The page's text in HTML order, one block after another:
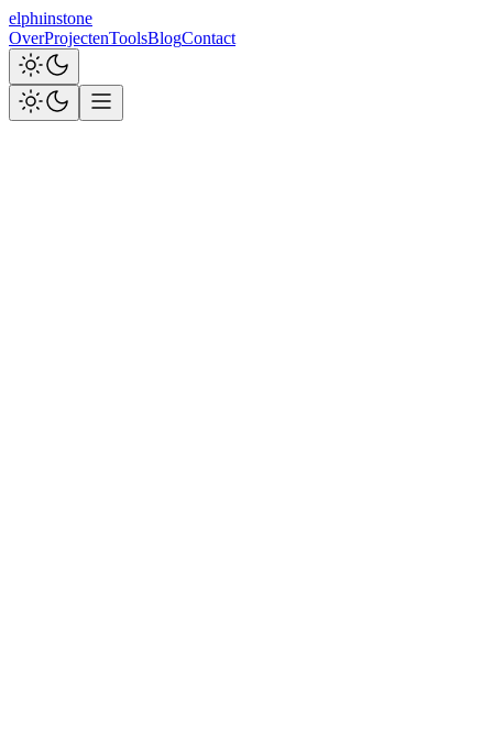
elphıinstone
OverProjectenToolsBlogContact